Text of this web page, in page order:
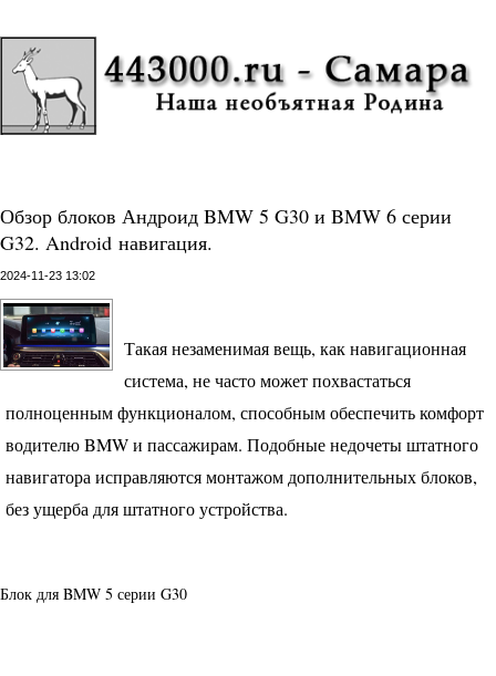
Обзор блоков Андроид BMW 5 G30 и BMW 6 серии
G32. Android навигация.
2024-11-23 13:02
Такая незаменимая вещь, как навигационная
система, не часто может похвастаться
полноценным функционалом, способным обеспечить комфорт
водителюBMWи пассажирам. Подобные недочеты штатного
навигатора исправляются монтажом дополнительных блоков,
без ущерба для штатного устройства.
Блок для BMW 5 серии G30